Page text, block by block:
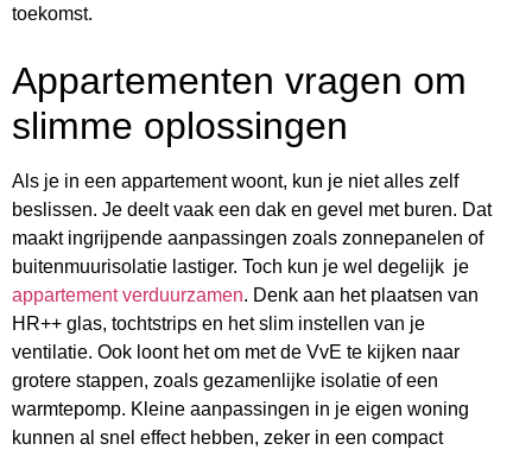
toekomst.
Appartementen vragen om
slimme oplossingen
Als je in een appartement woont, kun je niet alles zelf
beslissen. Je deelt vaak een dak en gevel met buren. Dat
maakt ingrijpende aanpassingen zoals zonnepanelen of
buitenmuurisolatie lastiger. Toch kun je wel degelijk je
appartement verduurzamen. Denk aan het plaatsen van
HR++ glas, tochtstrips en het slim instellen van je
ventilatie. Ook loont het om met de VvE te kijken naar
grotere stappen, zoals gezamenlijke isolatie of een
warmtepomp. Kleine aanpassingen in je eigen woning
kunnen al snel effect hebben, zeker in een compact